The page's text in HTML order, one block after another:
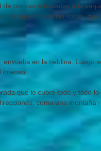
plantas adaptadas a la
agujeros de las rocas,
en la neblina. Luego
que lo cubre todo y todo
como una